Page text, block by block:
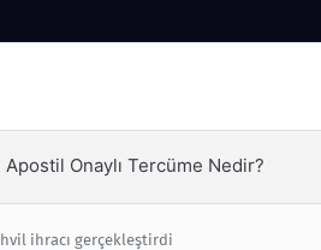
Nedir ve Neden Tercih
ihracı gerçekleştirdi